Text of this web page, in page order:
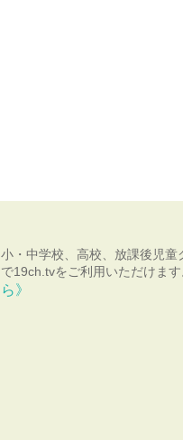
小・中学校、高校、放課後児
で19ch.tvをご利用いただけます
ら》